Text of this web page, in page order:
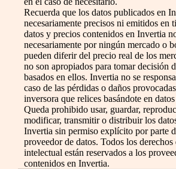
Recuerda que los datos publicados en
necesariamente precisos ni emitidos en
datos y precios contenidos en Invertia
necesariamente por ningún mercado o
pueden diferir del precio real de los
no son apropiados para tomar decisión
basados en ellos. Invertia no se
caso de las pérdidas o daños
inversora que relices basándote en
Queda prohibido usar, guardar,
modificar, transmitir o distribuir los
Invertia sin permiso explícito por parte
proveedor de datos. Todos los derechos
intelectual están reservados a los
contenidos en Invertia.